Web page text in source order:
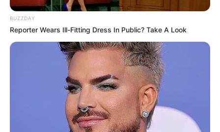
BUZZDAY
Reporter Wears Ill-Fitting Dress In Public? Take A Look